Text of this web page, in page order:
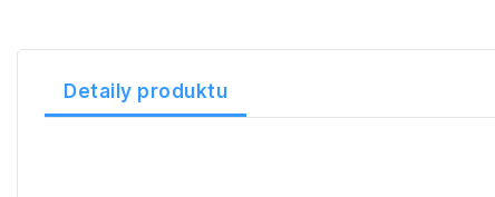
Detaily produktu